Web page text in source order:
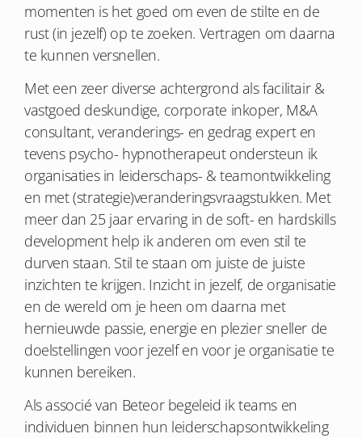
momenten is het goed om even de stilte en de
rust (in jezelf) op te zoeken. Vertragen om daarna
te kunnen versnellen.
Met een zeer diverse achtergrond als facilitair &
vastgoed deskundige, corporate inkoper, M&A
consultant, veranderings- en gedrag expert en
tevens psycho- hypnotherapeut ondersteun ik
organisaties in leiderschaps- & teamontwikkeling
en met (strategie)veranderingsvraagstukken. Met
meer dan 25 jaar ervaring in de soft- en hardskills
development help ik anderen om even stil te
durven staan. Stil te staan om juiste de juiste
inzichten te krijgen. Inzicht in jezelf, de organisatie
en de wereld om je heen om daarna met
hernieuwde passie, energie en plezier sneller de
doelstellingen voor jezelf en voor je organisatie te
kunnen bereiken.
Als associé van Beteor begeleid ik teams en
individuen binnen hun leiderschapsontwikkeling